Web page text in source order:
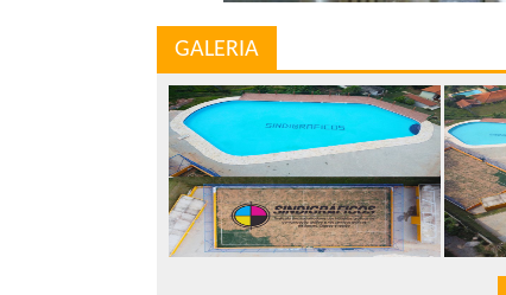
GALERIA